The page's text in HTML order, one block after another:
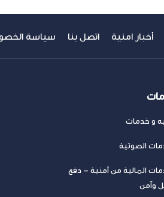
أخبار امنية اتصل بنا سياسة
و خدمات
الصوتية
المالية من أمنية – دفع
وآمن